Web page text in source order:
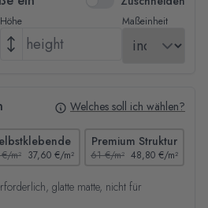
Höhe Maßeinheit
Welches soll ich wählen?
m² 37,60 €/m²
Premium Struktur
61 €/m² 48,80 €/m²
glatte matte, nicht für